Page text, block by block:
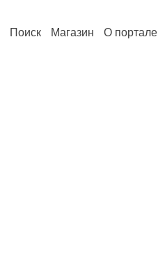
Поиск Магазин О портале